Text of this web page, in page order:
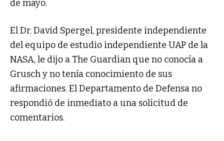
de mayo.
El Dr. David Spergel, presidente independiente
del equipo de estudio independiente UAP de la
NASA, le dijo a The Guardian que no conocía a
Grusch y no tenía conocimiento de sus
afirmaciones. El Departamento de Defensa no
respondió de inmediato a una solicitud de
comentarios.